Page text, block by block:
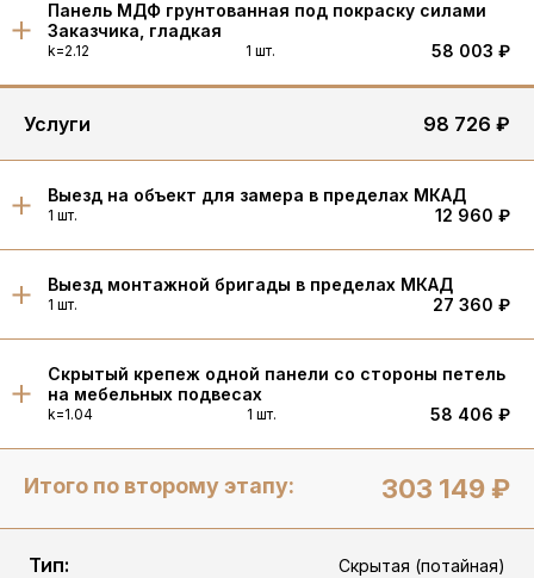
Панель МДФ грунтованная под покраску силами
Заказчика, гладкая
k=2.12 1 шт. 58 003 ₽
Услуги 98 726 ₽
Выезд на объект для замера в пределах МКАД
1 шт. 12 960 ₽
Выезд монтажной бригады в пределах МКАД
1 шт. 27 360 ₽
Скрытый крепеж одной панели со стороны петель
на мебельных подвесах
k=1.04 1 шт. 58 406 ₽
Итого по второму этапу: 303 149 ₽
Тип: Скрытая (потайная)